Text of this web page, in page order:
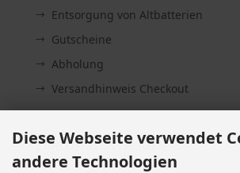
Entsorgung von Altbatterien
Gutscheine
Abholung
Versandhinweis Checkout
ZAHLUNGSMETHODEN
Diese Webseite verwendet
andere Technologien